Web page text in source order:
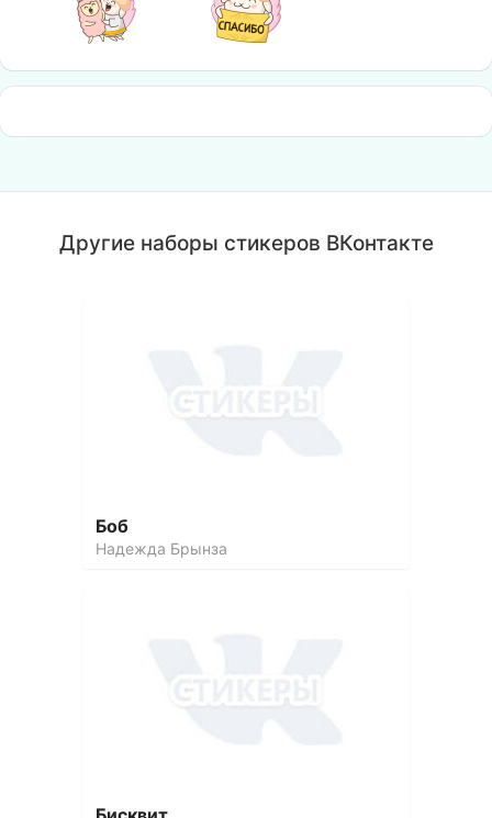
Другие наборы стикеров ВКонтакте
Боб
Надежда Брынза